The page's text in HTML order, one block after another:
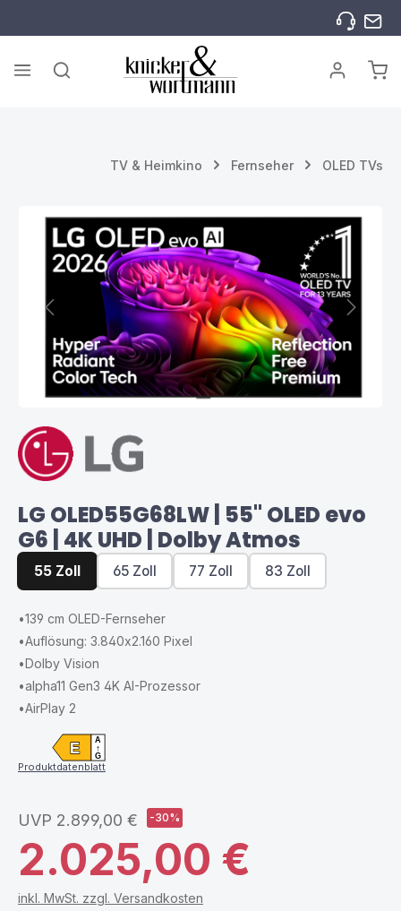
TV & Heimkino Fernseher OLED TVs
Bildergalerie überspringen
LG OLED55G68LW | 55" OLED evo
G6 | 4K UHD | Dolby Atmos
55 Zoll 65 Zoll 77 Zoll 83 Zoll
•139 cm OLED-Fernseher
•Auflösung: 3.840x2.160 Pixel
•Dolby Vision
•alpha11 Gen3 4K AI-Prozessor
•AirPlay 2
A
↑
G
E
Produktdatenblatt
UVP 2.899,00 € -30%
2.025,00 €
inkl. MwSt. zzgl. Versandkosten